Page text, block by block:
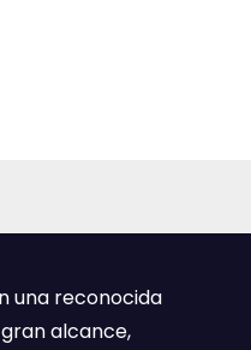
una reconocida
alcance,